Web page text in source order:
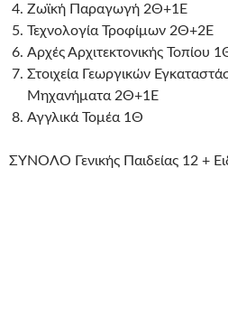
Ζωϊκή Παραγωγή 2Θ+1Ε
Τεχνολογία Τροφίμων 2Θ+2Ε
Αρχές Αρχιτεκτονικής Τοπίου
Στοιχεία Γεωργικών
Μηχανήματα 2Θ+1Ε
Αγγλικά Τομέα 1Θ
ΣΎΝΟΛΟ Γενικής Παιδείας 12 +